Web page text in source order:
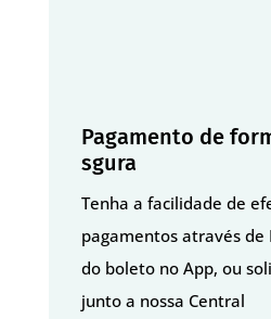
Pagamento de
sgura
Tenha a facilidade de
pagamentos através de
do boleto no App, ou
junto a nossa Central